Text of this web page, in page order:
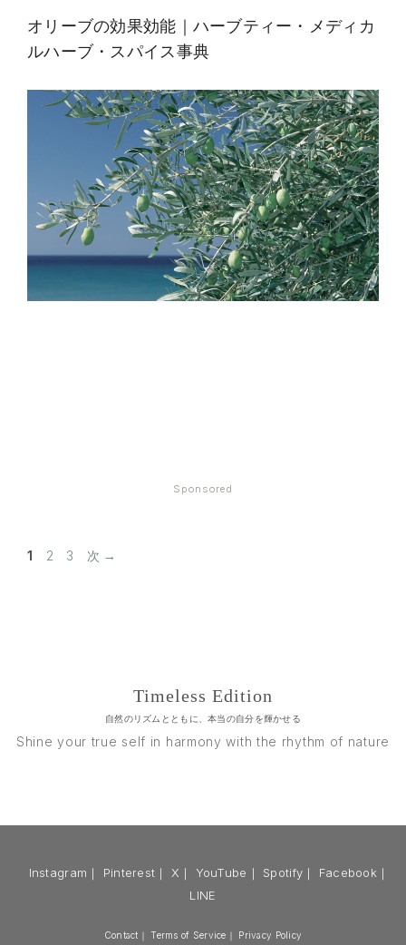
オリーブの効果効能｜ハーブティー・メディカ
ルハーブ・スパイス事典
Sponsored
ペ
1
ペ
2
ペ
3 次 →
Timeless Edition
自然のリズムとともに、本当の自分を輝かせる
Shine your true self in harmony with the rhythm of nature
Instagram ｜ Pinterest ｜ X ｜ YouTube ｜ Spotify ｜ Facebook ｜
LINE
Contact Terms of Service Privacy Policy